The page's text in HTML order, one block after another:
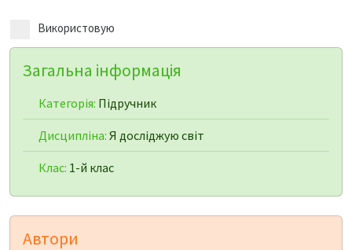
Використовую
Загальна інформація
Категорія: Підручник
Дисципліна: Я досліджую світ
Клас: 1-й клас
Автори